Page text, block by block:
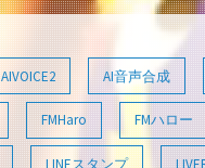
AIVOICE2 AI音声合成
FMHaro FMハロー
LINEスタンプ